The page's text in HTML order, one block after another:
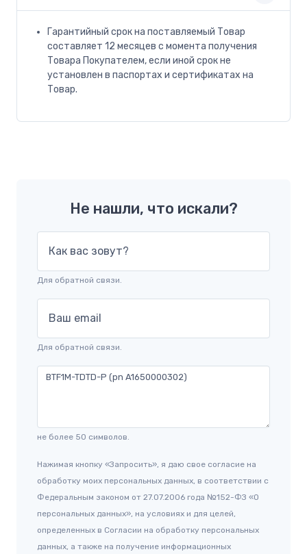
Гарантийный срок на поставляемый Товар
составляет 12 месяцев с момента получения
Товара Покупателем, если иной срок не
установлен в паспортах и сертификатах на
Товар.
Не нашли, что искали?
Как вас зовут?
Для обратной связи.
Ваш email
Для обратной связи.
не более 50 символов.
Нажимая кнопку «Запросить», я даю свое согласие на
обработку моих персональных данных, в соответствии с
Федеральным законом от 27.07.2006 года №152-ФЗ «О
персональных данных», на условиях и для целей,
определенных в Согласии на обработку персональных
данных, а также на получение информационных